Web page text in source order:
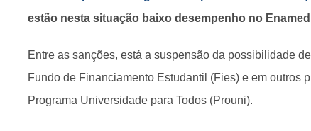
estão nesta situação baixo desempenho no
Entre as sanções, está a suspensão da possibilidade
Fundo de Financiamento Estudantil (Fies) e em outros
Programa Universidade para Todos (Prouni).